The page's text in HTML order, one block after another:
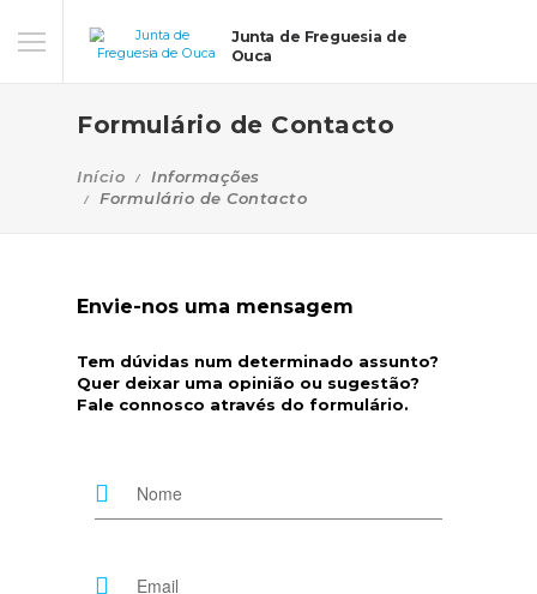
Junta de Freguesia de
Ouca
Formulário de Contacto
Início
Informações
Formulário de Contacto
Envie-nos uma mensagem
Tem dúvidas num determinado assunto?
Quer deixar uma opinião ou sugestão?
Fale connosco através do formulário.